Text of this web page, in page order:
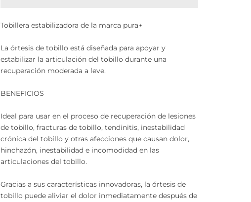
Tobillera estabilizadora de la marca pura+
La órtesis de tobillo está diseñada para apoyar y
estabilizar la articulación del tobillo durante una
recuperación moderada a leve.
BENEFICIOS
Ideal para usar en el proceso de recuperación de lesiones
de tobillo, fracturas de tobillo, tendinitis, inestabilidad
crónica del tobillo y otras afecciones que causan dolor,
hinchazón, inestabilidad e incomodidad en las
articulaciones del tobillo.
Gracias a sus características innovadoras, la órtesis de
tobillo puede aliviar el dolor inmediatamente después de